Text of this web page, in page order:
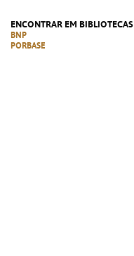
ENCONTRAR EM BIBLIOTECAS
BNP
PORBASE